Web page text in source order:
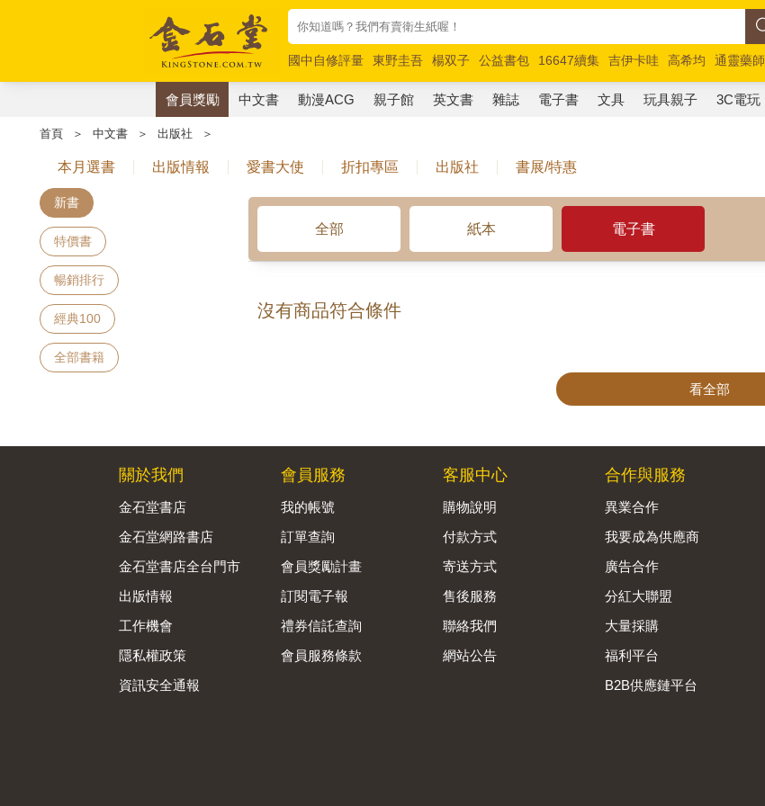
國中自修評量 東野圭吾 楊双子 公益書包 16647續集 吉伊卡哇 高希均
通靈藥師
唯紅花綻放
奧德賽 路邊攤新作 馬斯克 玩具總動員5 超慢跑
會員獎勵 中文書 動漫ACG 親子館 英文書 雜誌 電子書 文具 玩具親子 3C電玩
首頁 ＞ 中文書 ＞ 出版社 ＞
本月選書 出版情報 愛書大使 折扣專區 出版社 書展/特惠
新書
特價書
暢銷排行
經典100
全部書籍
全部 紙本 電子書
沒有商品符合條件
看全部
關於我們
金石堂書店
金石堂網路書店
金石堂書店全台門市
出版情報
工作機會
隱私權政策
資訊安全通報
會員服務
我的帳號
訂單查詢
會員獎勵計畫
訂閱電子報
禮券信託查詢
會員服務條款
客服中心
購物說明
付款方式
寄送方式
售後服務
聯絡我們
網站公告
合作與服務
異業合作
我要成為供應商
廣告合作
分紅大聯盟
大量採購
福利平台
B2B供應鏈平台